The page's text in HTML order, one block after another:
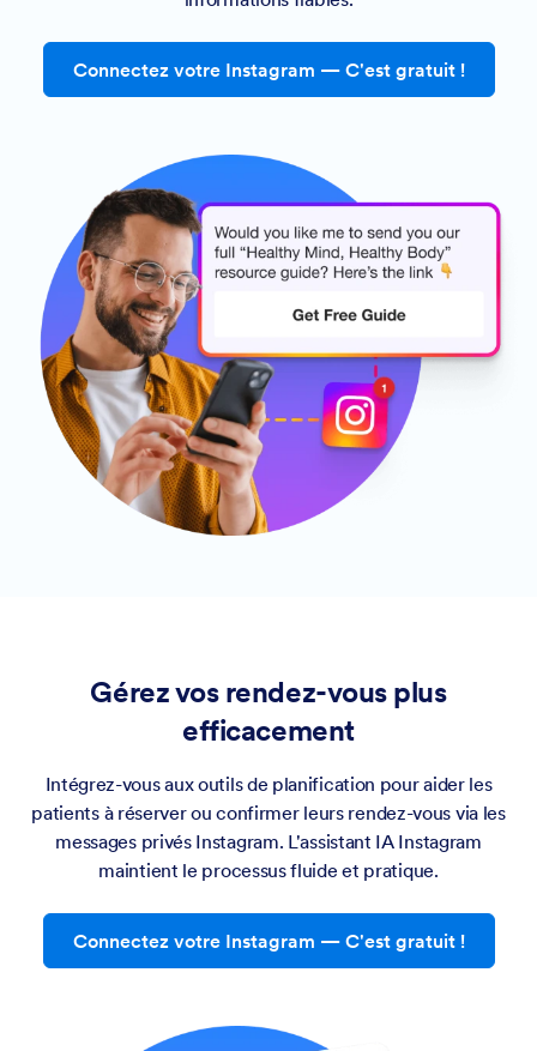
Connectez votre Instagram — C'est gratuit !
Gérez vos rendez-vous plus
efficacement
Intégrez-vous aux outils de planification pour aider les
patients à réserver ou confirmer leurs rendez-vous via les
messages privés Instagram. L'assistant IA Instagram
maintient le processus fluide et pratique.
Connectez votre Instagram — C'est gratuit !